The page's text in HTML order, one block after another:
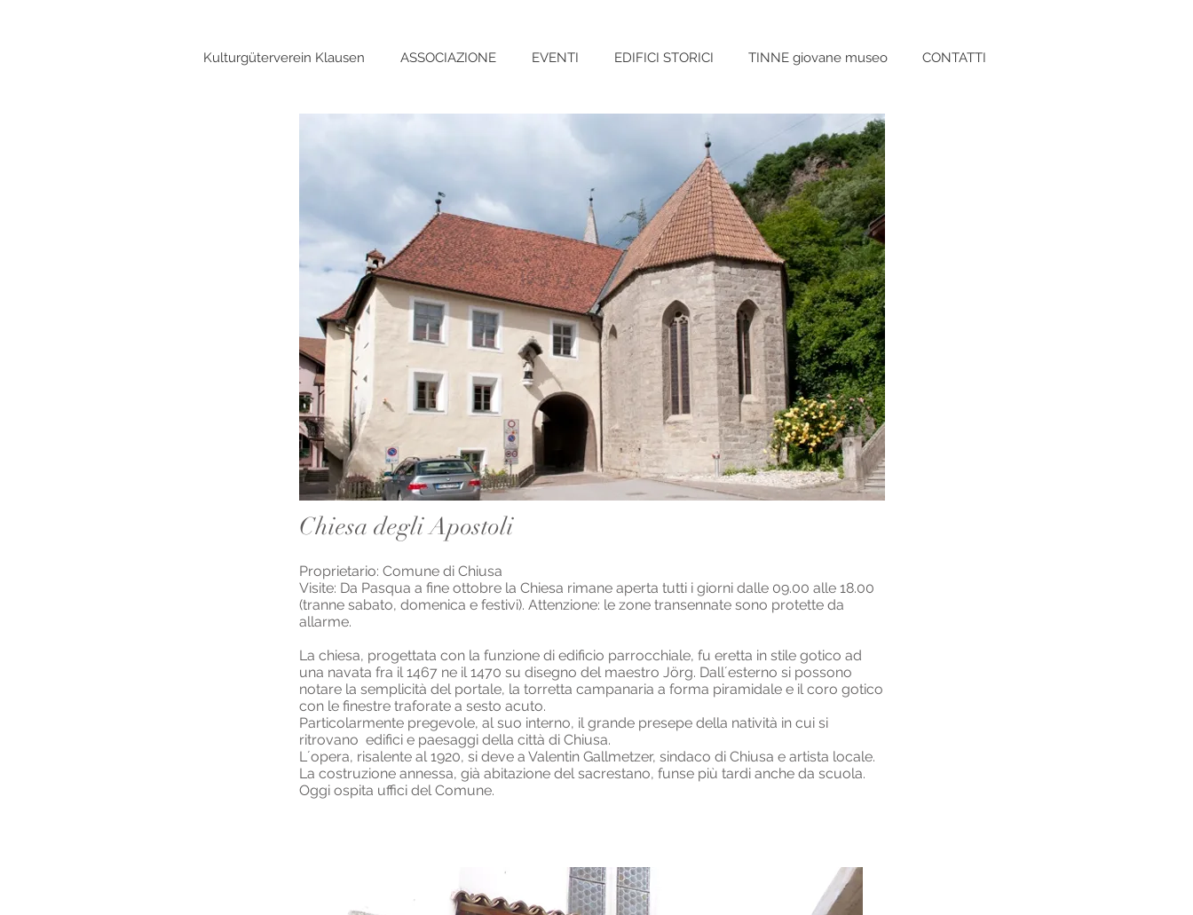
Kulturgüterverein Klausen ASSOCIAZIONE EVENTI EDIFICI STORICI TINNE giovane museo CONTATTI
Chiesa degli Apostoli
Proprietario: Comune di Chiusa
Visite: Da Pasqua a fine ottobre la Chiesa rimane aperta tutti i giorni dalle 09.00 alle 18.00
(tranne sabato, domenica e festivi). Attenzione: le zone transennate sono protette da
allarme.
La chiesa, progettata con la funzione di edificio parrocchiale, fu eretta in stile gotico ad
una navata fra il 1467 ne il 1470 su disegno del maestro Jörg. Dall´esterno si possono
notare la semplicità del portale, la torretta campanaria a forma piramidale e il coro gotico
con le finestre traforate a sesto acuto.
Particolarmente pregevole, al suo interno, il grande presepe della natività in cui si
ritrovano edifici e paesaggi della città di Chiusa.
L´opera, risalente al 1920, si deve a Valentin Gallmetzer, sindaco di Chiusa e artista locale.
La costruzione annessa, già abitazione del sacrestano, funse più tardi anche da scuola.
Oggi ospita uffici del Comune.